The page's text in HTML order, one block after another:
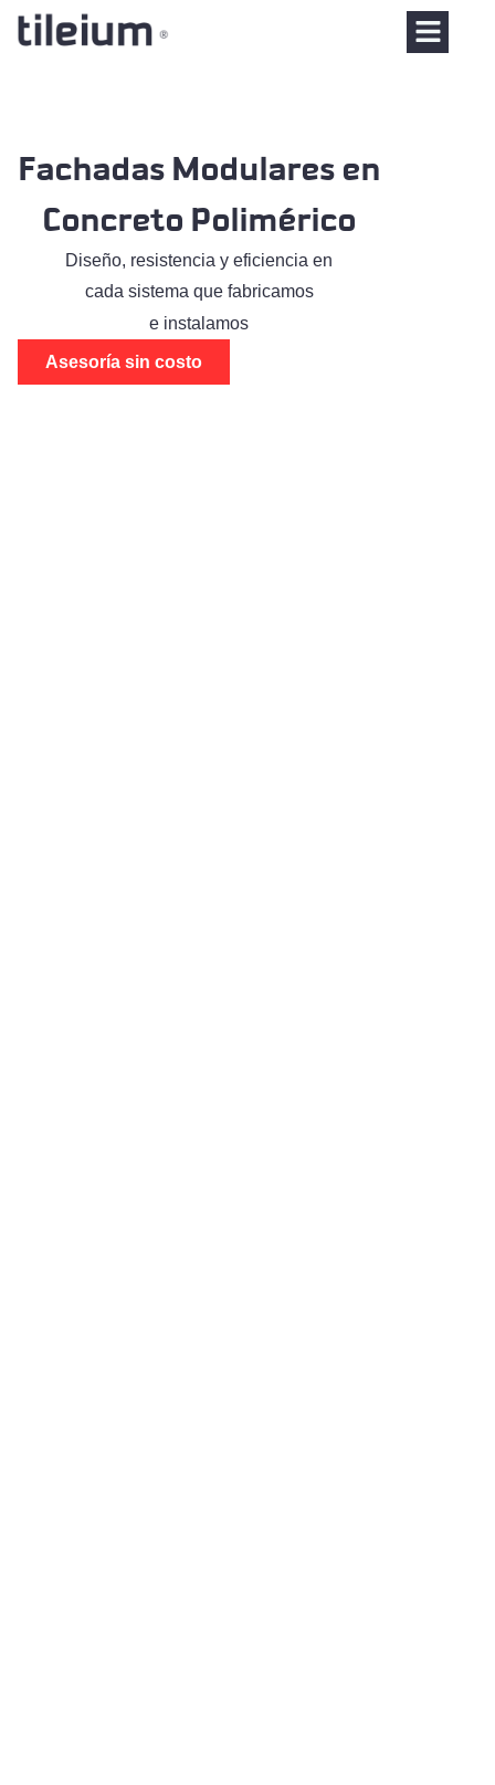
Fachadas Modulares en
Concreto Polimérico
Diseño, resistencia y eficiencia en
cada sistema que fabricamos
e instalamos
Asesoría sin costo